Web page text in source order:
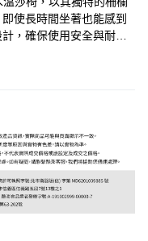
使長時間坐著也能感到
，確保使用安全與耐用
需組裝的設計，讓您收